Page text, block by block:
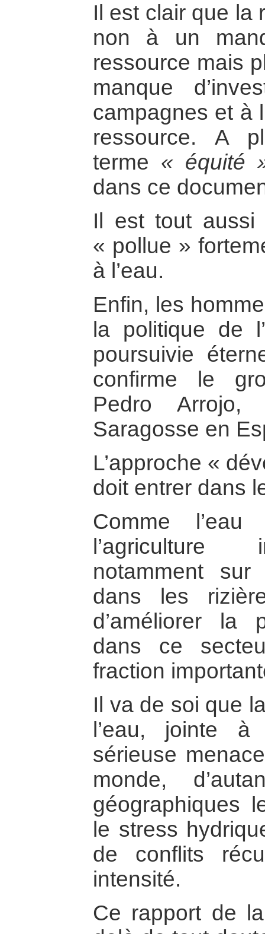
Il est clair que la
non à un
ressource mais
manque
campagnes et à
ressource. A
terme « équité
dans ce
Il est tout aussi
« pollue »
à l’eau.
Enfin, les
la politique de
poursuivie
confirme le
Pedro Arrojo,
Saragosse en
L’approche «
doit entrer dans
Comme
l’agriculture
notamment
dans les
d’améliorer la
dans ce
fraction
Il va de soi que
l’eau, jointe
sérieuse
monde,
géographiques
le stress
de conflits
intensité.
Ce rapport de